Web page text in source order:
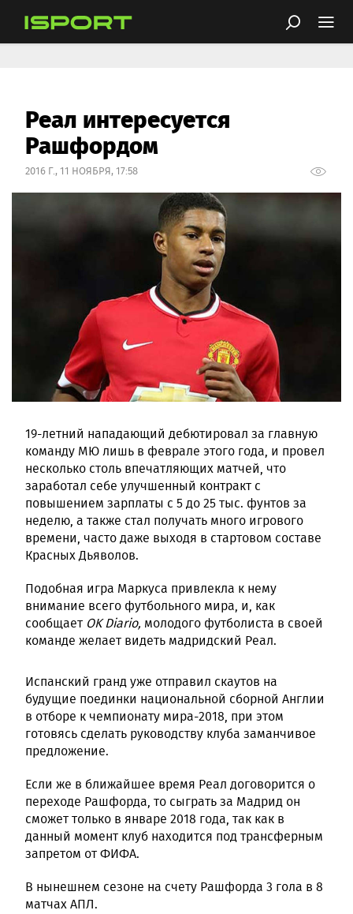
Реал интересуется
Рашфордом
2016 Г., 11 НОЯБРЯ, 17:58
19-летний нападающий дебютировал за главную
команду МЮ лишь в феврале этого года, и провел
несколько столь впечатляющих матчей, что
заработал себе улучшенный контракт с
повышением зарплаты с 5 до 25 тыс. фунтов за
неделю, а также стал получать много игрового
времени, часто даже выходя в стартовом составе
Красных Дьяволов.
Подобная игра Маркуса привлекла к нему
внимание всего футбольного мира, и, как
сообщает OK Diario, молодого футболиста в своей
команде желает видеть мадридский Реал.
Испанский гранд уже отправил скаутов на
будущие поединки национальной сборной Англии
в отборе к чемпионату мира-2018, при этом
готовясь сделать руководству клуба заманчивое
предложение.
Если же в ближайшее время Реал договорится о
переходе Рашфорда, то сыграть за Мадрид он
сможет только в январе 2018 года, так как в
данный момент клуб находится под трансферным
запретом от ФИФА.
В нынешнем сезоне на счету Рашфорда 3 гола в 8
матчах АПЛ.